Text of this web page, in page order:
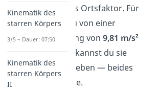
sie daher auch als Ortsfaktor. Für
dieErdegehst du von einer
Fallbeschleunigung von 9,81 m/s²
aus. Neben m/s² kannst du sie
auch in N/kg angeben — beides
bedeutet dasselbe.
Kinematik des
starren Körpers
3/5 – Dauer: 07:50
Kinematik des
starren Körpers
II